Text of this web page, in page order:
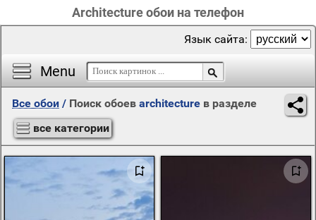
Architecture обои на телефон
Menu
Язык сайта:
Все обои / Поиск обоев architecture в разделе
все категории